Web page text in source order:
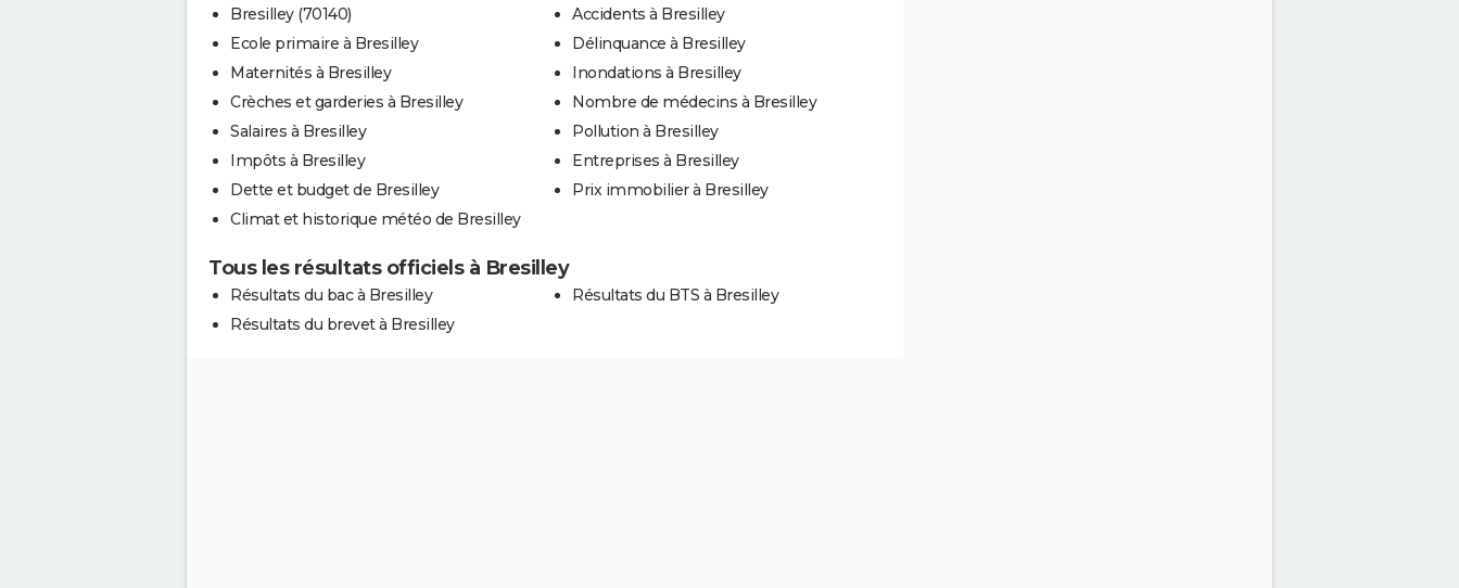
Bresilley (70140)
Ecole primaire à Bresilley
Maternités à Bresilley
Crèches et garderies à Bresilley
Salaires à Bresilley
Impôts à Bresilley
Dette et budget de Bresilley
Climat et historique météo de Bresilley
Accidents à Bresilley
Délinquance à Bresilley
Inondations à Bresilley
Nombre de médecins à Bresilley
Pollution à Bresilley
Entreprises à Bresilley
Prix immobilier à Bresilley
Tous les résultats officiels à Bresilley
Résultats du bac à Bresilley
Résultats du brevet à Bresilley
Résultats du BTS à Bresilley